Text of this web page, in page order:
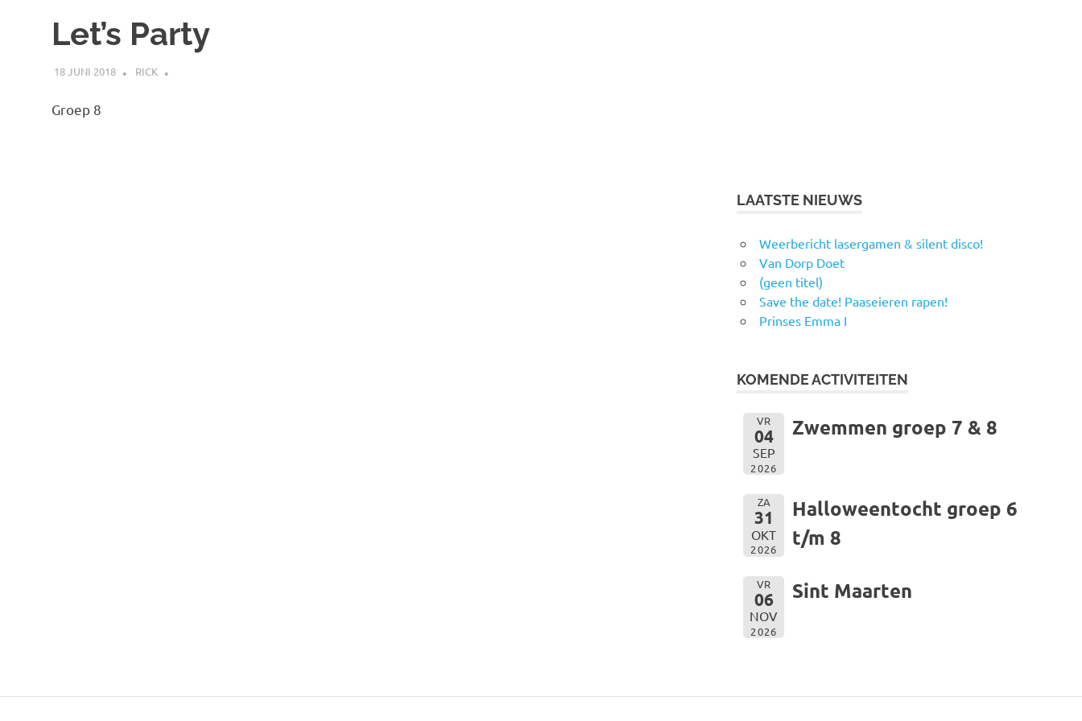
Ontspannings
Werk
Let’s Party
18 JUNI 2018 RICK
Groep 8
LAATSTE NIEUWS
Weerbericht lasergamen & silent disco!
Van Dorp Doet
(geen titel)
Save the date! Paaseieren rapen!
Prinses Emma I
KOMENDE ACTIVITEITEN
VR
04
SEP
2026
Zwemmen groep 7 & 8
ZA
31
OKT
2026
Halloweentocht groep 6
t/m 8
VR
06
NOV
2026
Sint Maarten